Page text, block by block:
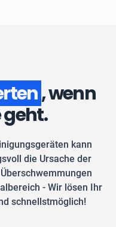
, wenn
geht.
kann
die Ursache der
- Wir lösen Ihr
schnellstmöglich!